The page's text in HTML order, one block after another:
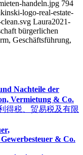
handeln.jpg 794
logo-real-estate-
Laura2021-
bürgerlichen
Geschäftsführung,
Nachteile der
Vermietung & Co.
& Co.